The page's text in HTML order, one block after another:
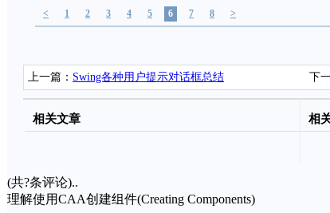
< 1 2 3 4 5 6 7 8 >
上一篇： Swing各种用户提示对话框总结 下
对
相关文章 相
(共?条评论)..
理解使用CAA创建组件(Creating Components)